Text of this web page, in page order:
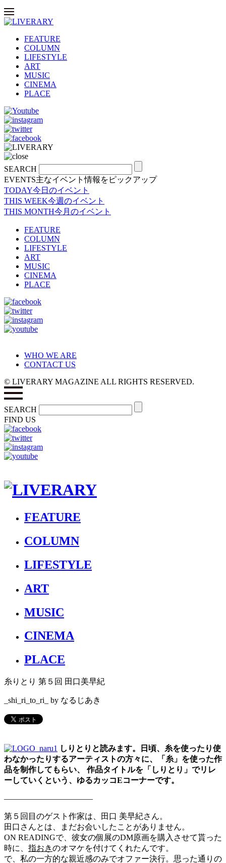
FEATURE
COLUMN
LIFESTYLE
ART
MUSIC
CINEMA
PLACE
SEARCH
EVENTS主なイベント情報をピックアップ
TODAY今日のイベント
THIS WEEK今週のイベント
THIS MONTH今月のイベント
FEATURE
COLUMN
LIFESTYLE
ART
MUSIC
CINEMA
PLACE
WHO WE ARE
CONTACT US
© LIVERARY MAGAZINE ALL RIGHTS RESERVED.
SEARCH
FIND US
FEATURE
COLUMN
LIFESTYLE
ART
MUSIC
CINEMA
PLACE
糸りとり 第５回 田口美早紀
_shi_ri_to_ri_ by なるじあき
しりとりと読みます。日頃、糸を使ったり使
わなかったりするアーティストの方々に、「糸」を使った作
品を制作してもらい、 作品タイトルを「しりとり」でリレ
ーしていくという、ゆるカッコEコーナーです。
———————————
第５回目のゲスト作家は、田口 美早紀さん。
田口さんとは、まだお会いしたことがありません。
ON READINGで、彼女の個展のDM原画を購入させて貰った
時に、 指おきのオマケを付けてくれたんです。
で、私の一方的な親近感のみでオファー決行。思った通りの